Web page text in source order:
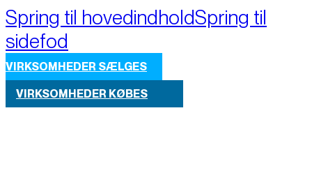
Spring til hovedindholdSpring til
sidefod
VIRKSOMHEDER SÆLGES
VIRKSOMHEDER KØBES